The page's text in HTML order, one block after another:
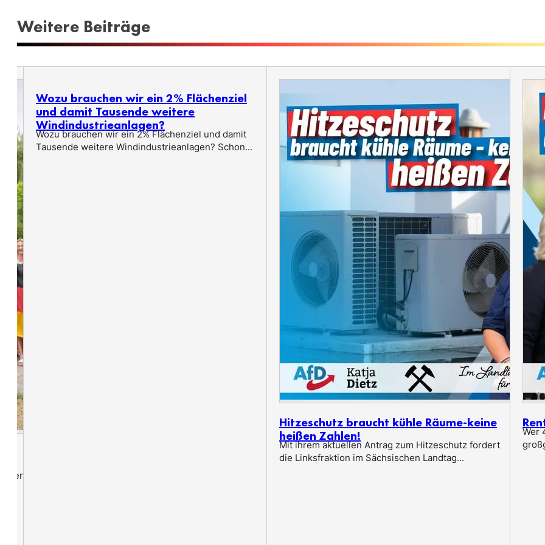
Weitere Beiträge
Wozu brauchen wir ein 2% Flächenziel
und damit Tausende weitere
Windindustrieanlagen?
Wozu brauchen wir ein 2% Flächenziel und damit
Tausende weitere Windindustrieanlagen? Schon...
Hitzeschutz braucht kühle Räume-keine
heißen Zahlen!
Mit ihrem aktuellen Antrag zum Hitzeschutz fordert
die Linksfraktion im Sächsischen Landtag...
Wer